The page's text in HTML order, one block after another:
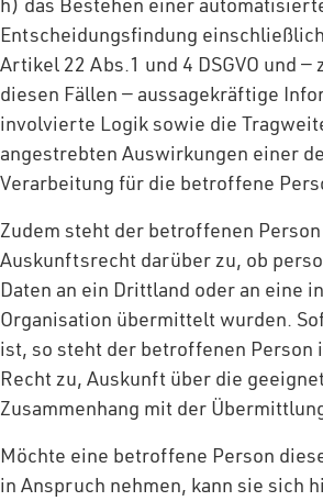
Entscheidungsfindung
Artikel 22 Abs.1 und 4 DSGVO und —
diesen Fällen — aussagekräftige
involvierte Logik sowie die
angestrebten Auswirkungen einer
Verarbeitung für die betroffene
Zudem steht der betroffenen
Auskunftsrecht darüber zu, ob
Daten an ein Drittland oder an eine
Organisation übermittelt wurden.
ist, so steht der betroffenen Person
Recht zu, Auskunft über die
Zusammenhang mit der
Möchte eine betroffene Person
in Anspruch nehmen, kann sie sich